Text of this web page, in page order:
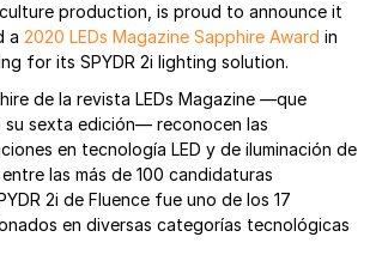
production, is proud to announce it
a 2020 LEDs Magazine Sapphire Award in
for its SPYDR 2i lighting solution.
de la revista LEDs Magazine —que
su sexta edición— reconocen las
en tecnología LED y de iluminación de
las más de 100 candidaturas
2i de Fluence fue uno de los 17
en diversas categorías tecnológicas